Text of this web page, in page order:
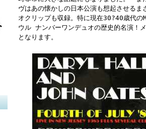
ヴはあの懐かしの日本公演も想起させる
オクリップも収録。特に現在30?40歳代
ウル ナンバーワンデュオの歴史的名演！
となります。